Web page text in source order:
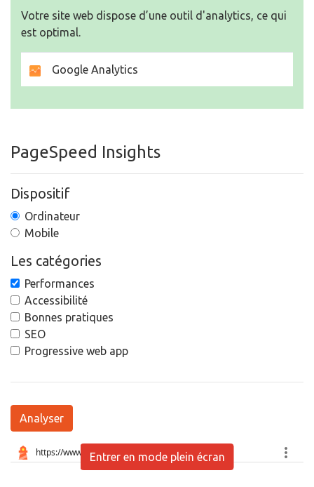
Votre site web dispose d’une outil d'analytics, ce qui
est optimal.
Google Analytics
PageSpeed Insights
Dispositif
Ordinateur
Mobile
Les catégories
Performances
Accessibilité
Bonnes pratiques
SEO
Progressive web app
Analyser
Entrer en mode plein écran